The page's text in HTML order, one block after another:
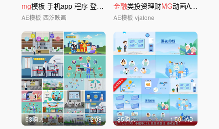
mg模板 手机app 程序 登录注册
AE模板 西汐映画
金融类投资理财MG动画AE模板
AE模板 vjalone
53购买 2'08 85购买 1'50 AD